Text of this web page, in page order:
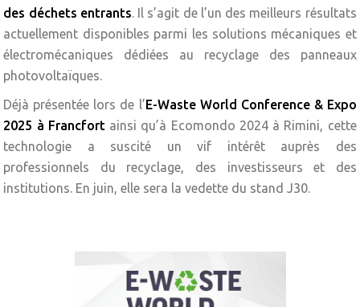
des déchets entrants. Il s’agit de l’un des meilleurs résultats
actuellement disponibles parmi les solutions mécaniques et
électromécaniques dédiées au recyclage des panneaux
photovoltaïques.
Déjà présentée lors de l’E-Waste World Conference & Expo
2025 à Francfortainsi qu’à Ecomondo 2024 à Rimini, cette
technologie a suscité un vif intérêt auprès des
professionnels du recyclage, des investisseurs et des
institutions. En juin, elle sera la vedette du stand J30.